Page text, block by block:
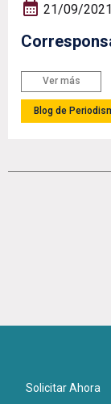
21/09/2021
Ver más
Blog de
Solicitar Ahora